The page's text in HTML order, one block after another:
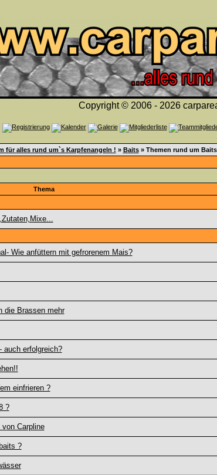
Copyright © 2006 - 2026
für alles rund um`s Karpfenangeln ! » Baits» Themen rund um
Thema
Wie anfüttern mit gefrorenem Mais?
die Brassen mehr
auch erfolgreich?
einfrieren ?
?
Carpline
?